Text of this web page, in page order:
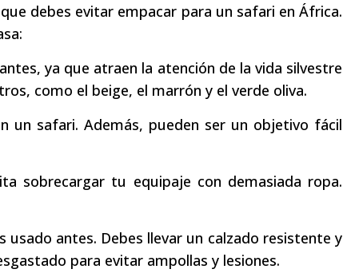
debes evitar empacar para un safari en África.
ya que atraen la atención de la vida silvestre
como el beige, el marrón y el verde oliva.
un safari. Además, pueden ser un objetivo fácil
sobrecargar tu equipaje con demasiada ropa.
usado antes. Debes llevar un calzado resistente y
para evitar ampollas y lesiones.